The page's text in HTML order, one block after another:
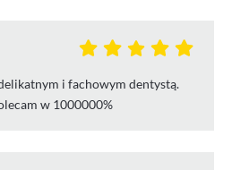
i fachowym dentystą.
w 1000000%